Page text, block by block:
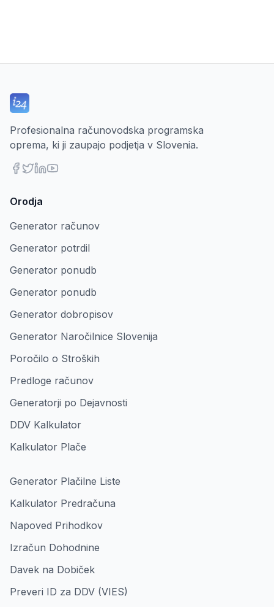
Profesionalna računovodska programska
oprema, ki ji zaupajo podjetja v Slovenia.
Orodja
Generator računov
Generator potrdil
Generator ponudb
Generator ponudb
Generator dobropisov
Generator Naročilnice Slovenija
Poročilo o Stroških
Predloge računov
Generatorji po Dejavnosti
DDV Kalkulator
Kalkulator Plače
Generator Plačilne Liste
Kalkulator Predračuna
Napoved Prihodkov
Izračun Dohodnine
Davek na Dobiček
Preveri ID za DDV (VIES)